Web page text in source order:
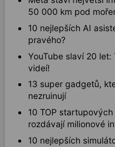
50 000 km pod
10 nejlepších AI
pravého?
YouTube slaví 20
videí!
13 super gadgetů,
nezruinují
10 TOP
rozdávají milionové
10 nejlepších